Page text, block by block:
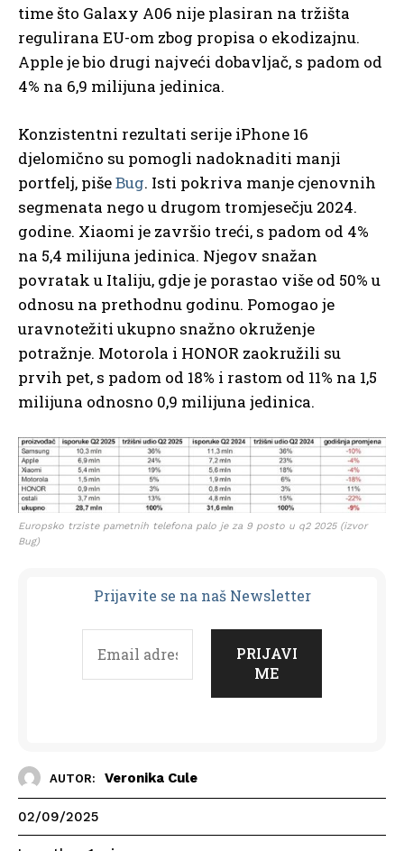
time što Galaxy A06 nije plasiran na tržišta
regulirana EU-om zbog propisa o ekodizajnu.
Apple je bio drugi najveći dobavljač, s padom od
4% na 6,9 milijuna jedinica.
Konzistentni rezultati serije iPhone 16
djelomično su pomogli nadoknaditi manji
portfelj, pišeBug. Isti pokriva manje cjenovnih
segmenata nego u drugom tromjesečju 2024.
godine. Xiaomi je završio treći, s padom od 4%
na 5,4 milijuna jedinica. Njegov snažan
povratak u Italiju, gdje je porastao više od 50% u
odnosu na prethodnu godinu. Pomogao je
uravnotežiti ukupno snažno okruženje
potražnje. Motorola i HONOR zaokružili su
prvih pet, s padom od 18% i rastom od 11% na 1,5
milijuna odnosno 0,9 milijuna jedinica.
Europsko trziste pametnih telefona palo je za 9 posto u q2 2025 (izvor
Bug)
Prijavite se na naš Newsletter
AUTOR: Veronika Cule
02/09/2025